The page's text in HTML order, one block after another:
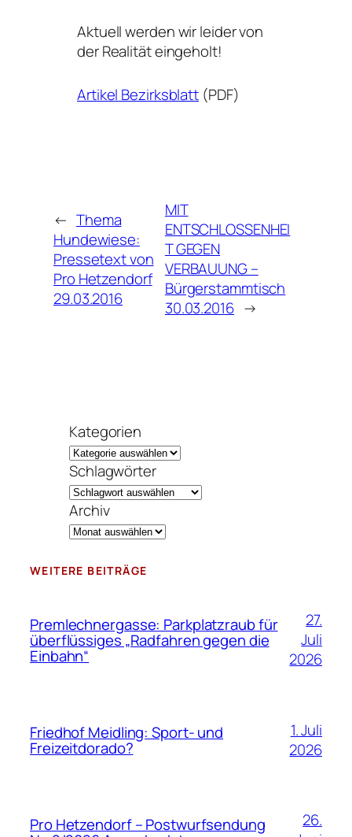
Aktuell werden wir leider von
der Realität eingeholt!
Artikel Bezirksblatt (PDF)
← Thema
Hundewiese:
Pressetext von
Pro Hetzendorf
29.03.2016
MIT
ENTSCHLOSSENHEI
T GEGEN
VERBAUUNG –
Bürgerstammtisch
30.03.2016 →
Kategorien
Schlagwörter
Archiv
WEITERE BEITRÄGE
Premlechnergasse: Parkplatzraub für
überflüssiges „Radfahren gegen die
Einbahn“
27.
Juli
2026
Friedhof Meidling: Sport- und
Freizeitdorado?
1. Juli
2026
Pro Hetzendorf – Postwurfsendung
26.